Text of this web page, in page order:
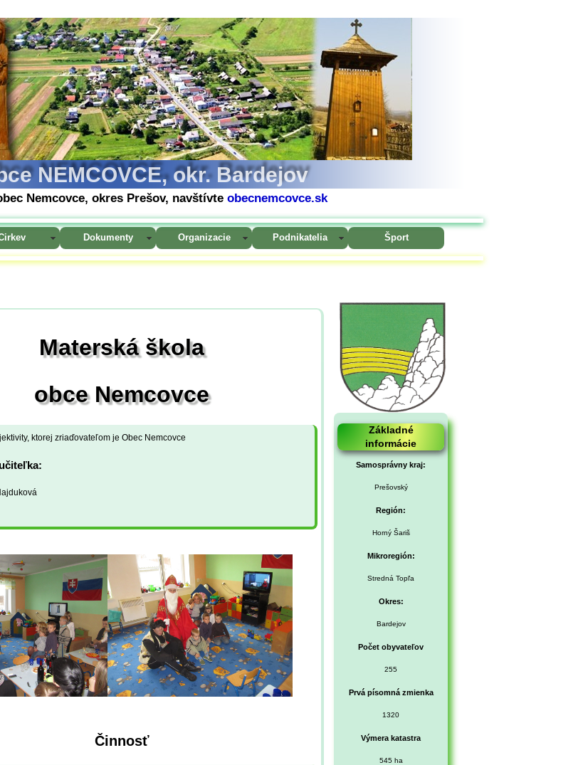
NEMCOVCE, okr. Bardejov
Nemcovce, okres Prešov, navštívte obecnemcovce.sk
Dokumenty Organizacie Podnikatelia Šport
Materská škola
obce Nemcovce
ktorej zriaďovateľom je Obec Nemcovce
Činnosť
Základné
informácie
Samosprávny kraj:
Prešovský
Región:
Horný Šariš
Mikroregión:
Stredná Topľa
Okres:
Bardejov
Počet obyvateľov
255
Prvá písomná zmienka
1320
Výmera katastra
545 ha